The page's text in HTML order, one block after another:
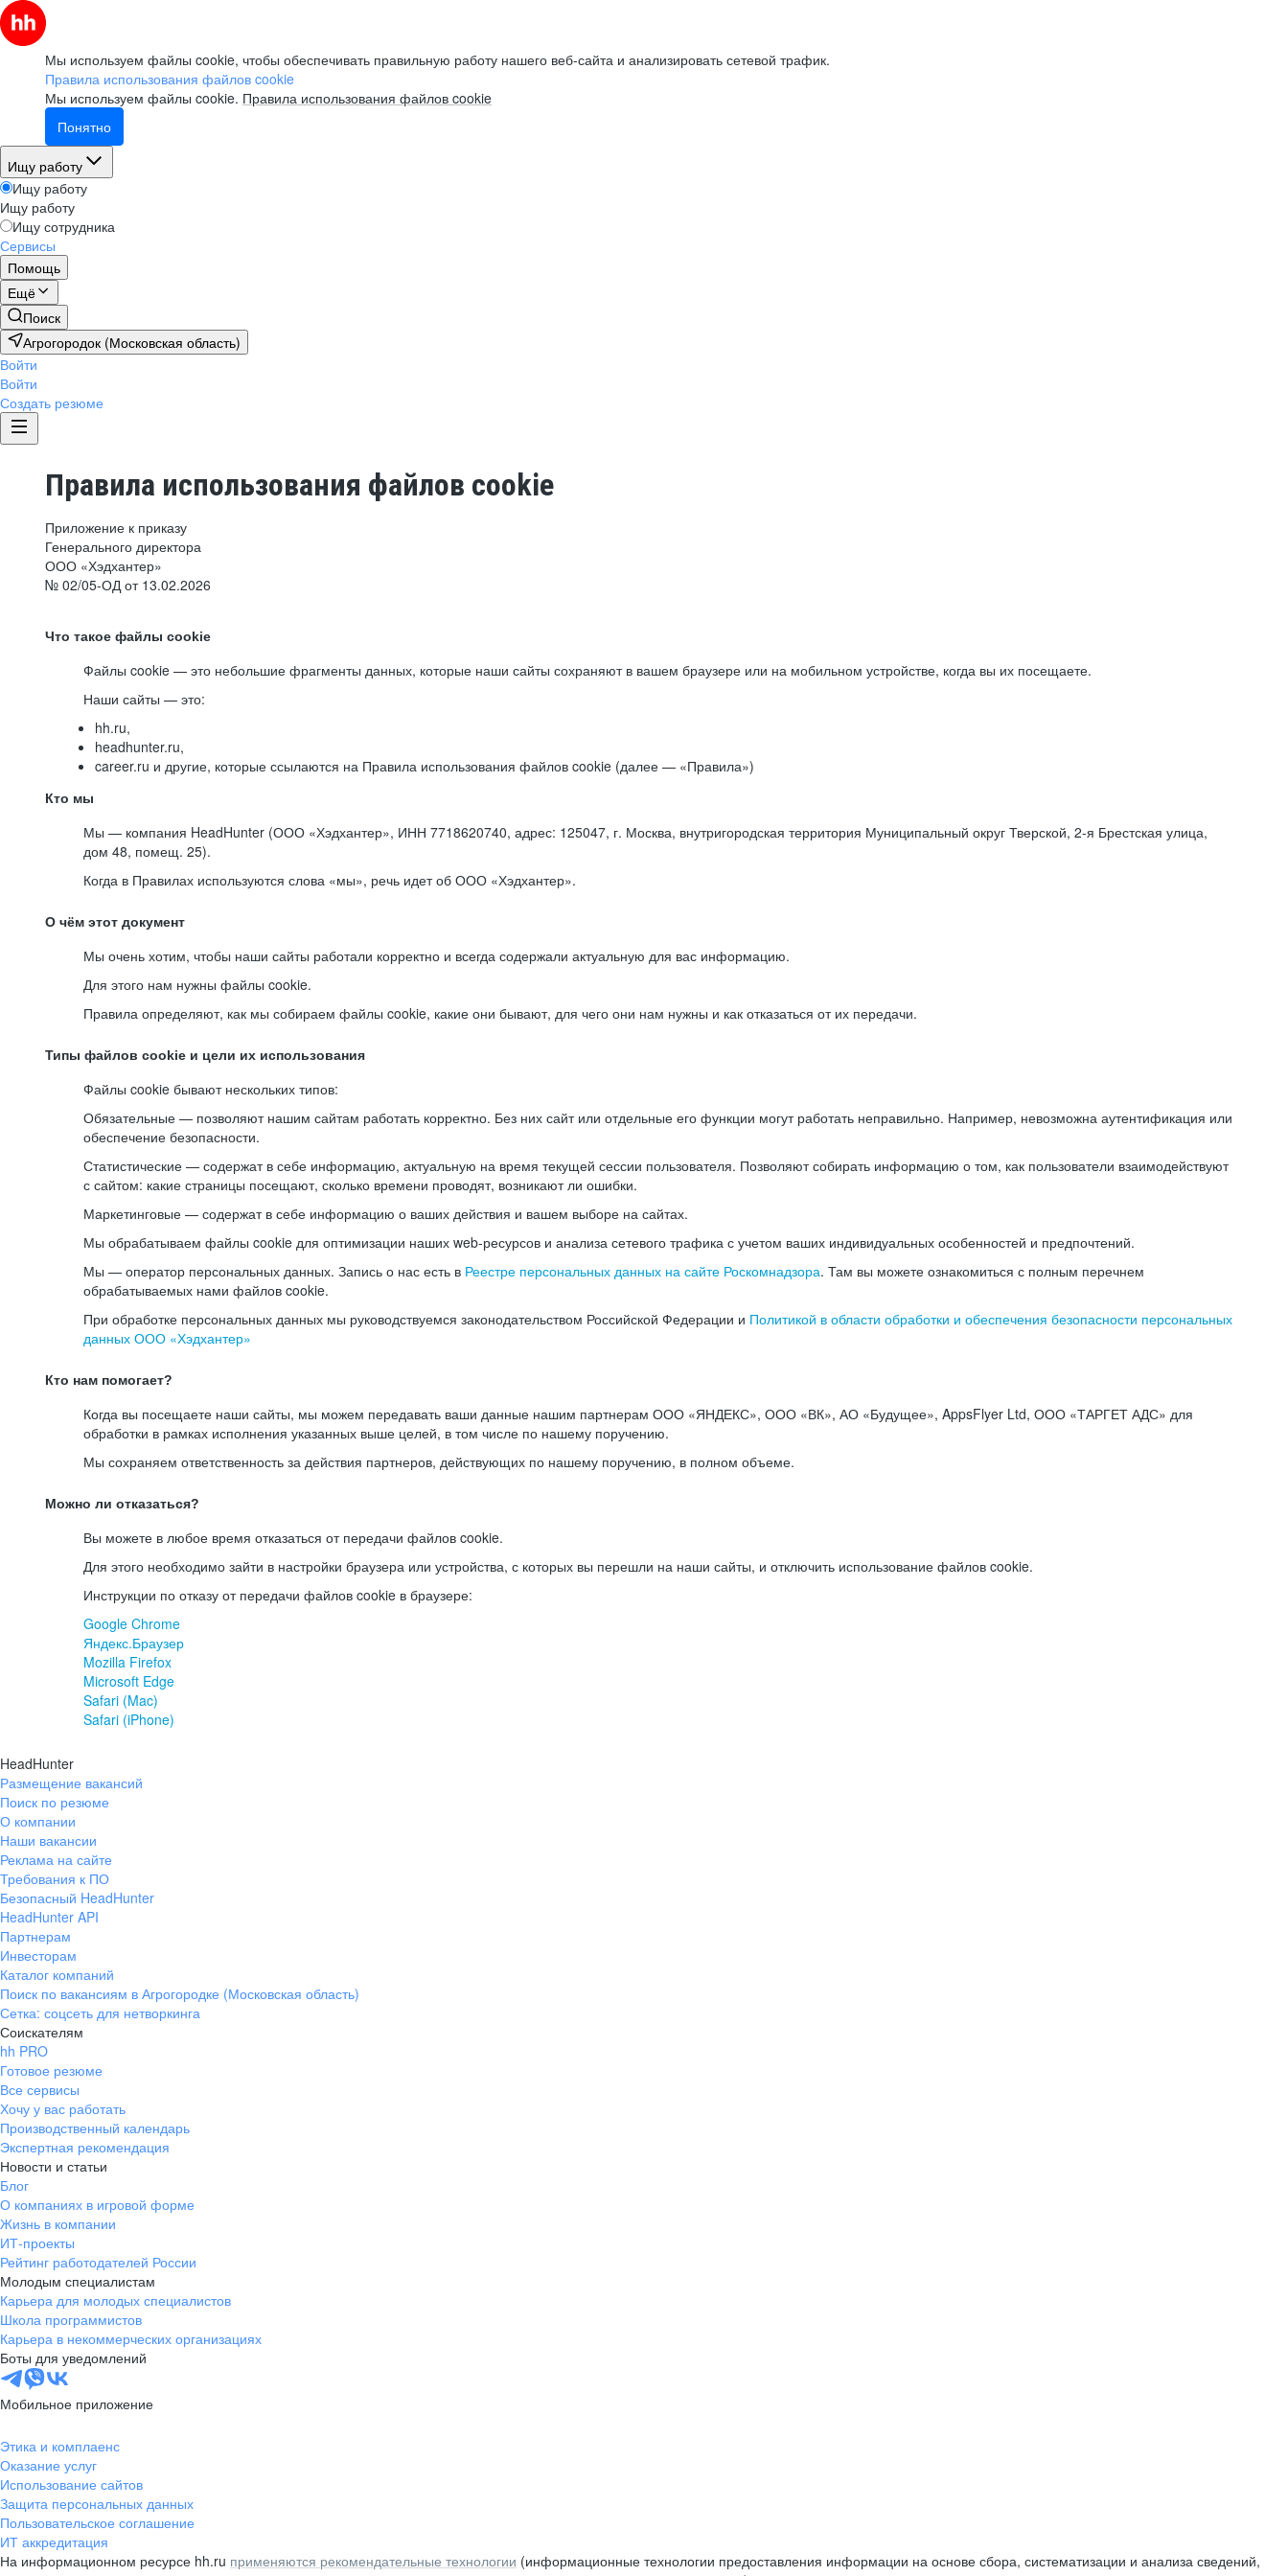
Мы используем файлы cookie, чтобы обеспечивать правильную работу нашего веб-сайта и анализировать сетевой трафик.
Правила использования файлов cookie
Мы используем файлы cookie. Правила использования файлов cookie
Понятно
Ищу работу
Ищу работу
Ищу работу
Ищу сотрудника
Сервисы
Помощь
Ещё
Поиск
Агрогородок (Московская область)
Войти
Войти
Создать резюме
Правила использования файлов cookie
Приложение к приказу
Генерального директора
ООО «Хэдхантер»
№ 02/05-ОД от 13.02.2026
Что такое файлы cookie
Файлы cookie — это небольшие фрагменты данных, которые наши сайты сохраняют в вашем браузере или на мобильном устройстве, когда вы их посещаете.
Наши сайты — это:
hh.ru,
headhunter.ru,
career.ru и другие, которые ссылаются на Правила использования файлов cookie (далее — «Правила»)
Кто мы
Мы — компания HeadHunter (ООО «Хэдхантер», ИНН 7718620740, адрес: 125047, г. Москва, внутригородская территория Муниципальный округ Тверской, 2-я Брестская улица,
дом 48, помещ. 25).
Когда в Правилах используются слова «мы», речь идет об ООО «Хэдхантер».
О чём этот документ
Мы очень хотим, чтобы наши сайты работали корректно и всегда содержали актуальную для вас информацию.
Для этого нам нужны файлы cookie.
Правила определяют, как мы собираем файлы cookie, какие они бывают, для чего они нам нужны и как отказаться от их передачи.
Типы файлов cookie и цели их использования
Файлы cookie бывают нескольких типов:
Обязательные — позволяют нашим сайтам работать корректно. Без них сайт или отдельные его функции могут работать неправильно. Например, невозможна аутентификация или
обеспечение безопасности.
Статистические — содержат в себе информацию, актуальную на время текущей сессии пользователя. Позволяют собирать информацию о том, как пользователи взаимодействуют
с сайтом: какие страницы посещают, сколько времени проводят, возникают ли ошибки.
Маркетинговые — содержат в себе информацию о ваших действия и вашем выборе на сайтах.
Мы обрабатываем файлы cookie для оптимизации наших web-ресурсов и анализа сетевого трафика с учетом ваших индивидуальных особенностей и предпочтений.
Мы — оператор персональных данных. Запись о нас есть в Реестре персональных данных на сайте Роскомнадзора. Там вы можете ознакомиться с полным перечнем
обрабатываемых нами файлов cookie.
При обработке персональных данных мы руководствуемся законодательством Российской Федерации и Политикой в области обработки и обеспечения безопасности персональных
данных ООО «Хэдхантер»
Кто нам помогает?
Когда вы посещаете наши сайты, мы можем передавать ваши данные нашим партнерам ООО «ЯНДЕКС», ООО «ВК», АО «Будущее», AppsFlyer Ltd, ООО «ТАРГЕТ АДС» для
обработки в рамках исполнения указанных выше целей, в том числе по нашему поручению.
Мы сохраняем ответственность за действия партнеров, действующих по нашему поручению, в полном объеме.
Можно ли отказаться?
Вы можете в любое время отказаться от передачи файлов cookie.
Для этого необходимо зайти в настройки браузера или устройства, с которых вы перешли на наши сайты, и отключить использование файлов cookie.
Инструкции по отказу от передачи файлов cookie в браузере:
Google Chrome
Яндекс.Браузер
Mozilla Firefox
Microsoft Edge
Safari (Mac)
Safari (iPhone)
HeadHunter
Размещение вакансий
Поиск по резюме
О компании
Наши вакансии
Реклама на сайте
Требования к ПО
Безопасный HeadHunter
HeadHunter API
Партнерам
Инвесторам
Каталог компаний
Поиск по вакансиям в Агрогородке (Московская область)
Сетка: соцсеть для нетворкинга
Соискателям
hh PRO
Готовое резюме
Все сервисы
Хочу у вас работать
Производственный календарь
Экспертная рекомендация
Новости и статьи
Блог
О компаниях в игровой форме
Жизнь в компании
ИТ-проекты
Рейтинг работодателей России
Молодым специалистам
Карьера для молодых специалистов
Школа программистов
Карьера в некоммерческих организациях
Боты для уведомлений
Мобильное приложение
Этика и комплаенс
Оказание услуг
Использование сайтов
Защита персональных данных
Пользовательское соглашение
ИТ аккредитация
На информационном ресурсе hh.ru применяются рекомендательные технологии (информационные технологии предоставления информации на основе сбора, систематизации и анализа сведений,